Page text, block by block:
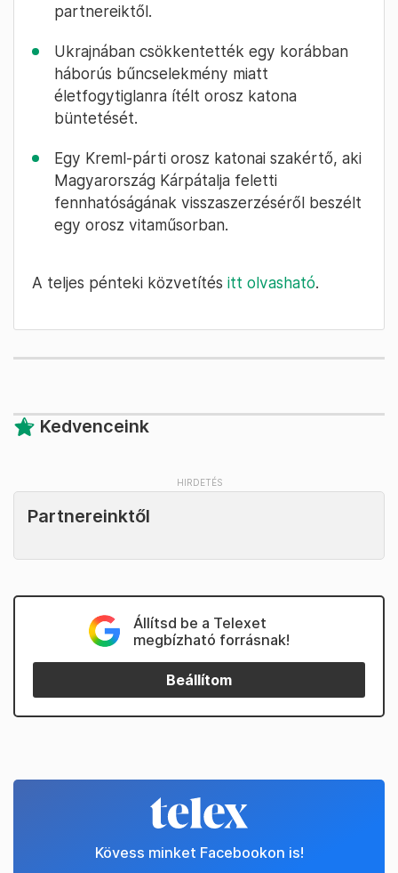
partnereiktől.
Ukrajnában csökkentették egy korábban
háborús bűncselekmény miatt
életfogytiglanra ítélt orosz katona
büntetését.
Egy Kreml-párti orosz katonai szakértő, aki
Magyarország Kárpátalja feletti
fennhatóságának visszaszerzéséről beszélt
egy orosz vitaműsorban.
A teljes pénteki közvetítés itt olvasható.
Kedvenceink
Partnereinktől
Állítsd be a Telexet
megbízható forrásnak!
Beállítom
Kövess minket Facebookon is!